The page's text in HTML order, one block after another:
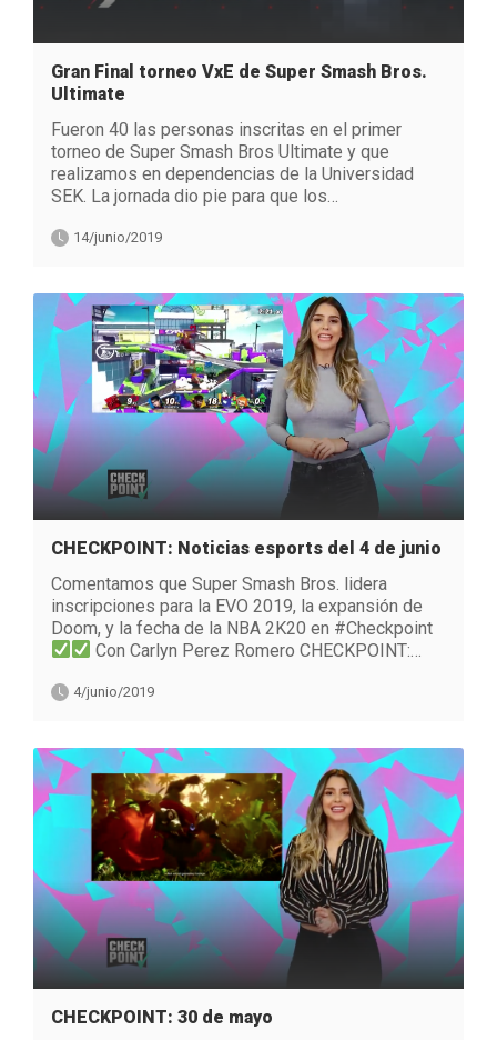
Gran Final torneo VxE de Super Smash Bros.
Ultimate
Fueron 40 las personas inscritas en el primer
torneo de Super Smash Bros Ultimate y que
realizamos en dependencias de la Universidad
SEK. La jornada dio pie para que los…
14/junio/2019
CHECKPOINT: Noticias esports del 4 de junio
Comentamos que Super Smash Bros. lidera
inscripciones para la EVO 2019, la expansión de
Doom, y la fecha de la NBA 2K20 en #Checkpoint
Con Carlyn Perez Romero CHECKPOINT:…
4/junio/2019
CHECKPOINT: 30 de mayo